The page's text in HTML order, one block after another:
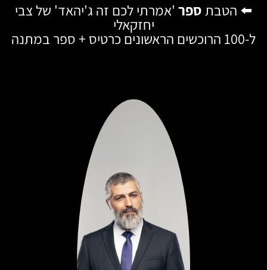
⬅️ הטבתספר 'אמרתי לכם זה ג'יהאד' של צבי
יחזקאלי
ל-100 הרוכשים הראשונים כרטיס + ספר במתנה